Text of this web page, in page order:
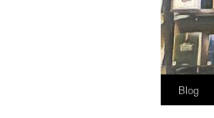
Blog